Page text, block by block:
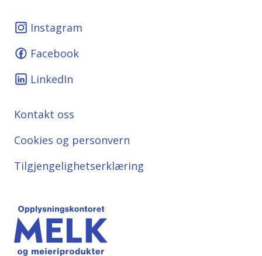
Instagram
Facebook
LinkedIn
Kontakt oss
Cookies og personvern
Tilgjengelighetserklæring